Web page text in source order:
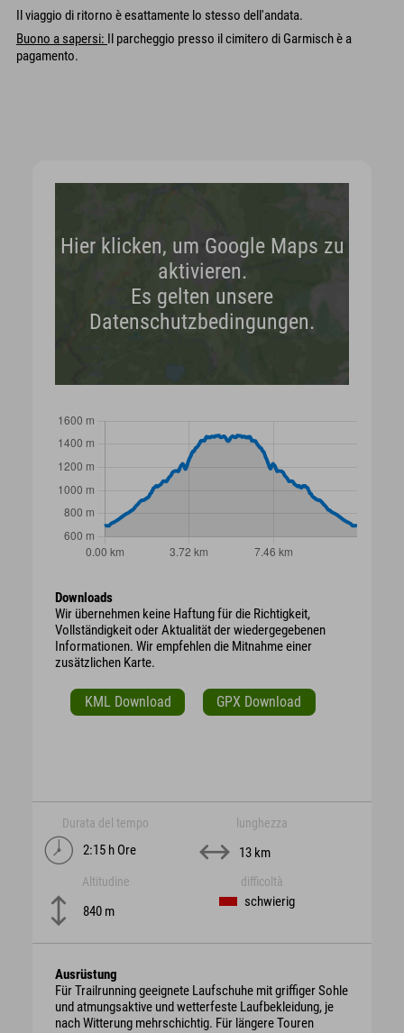
Il viaggio di ritorno è esattamente lo stesso dell'andata.
Buono a sapersi: Il parcheggio presso il cimitero di Garmisch è a
pagamento.
Hier klicken, um Google Maps zu
aktivieren.
Es gelten unsere
Datenschutzbedingungen.
Downloads
Wir übernehmen keine Haftung für die Richtigkeit,
Vollständigkeit oder Aktualität der wiedergegebenen
Informationen. Wir empfehlen die Mitnahme einer
zusätzlichen Karte.
KML Download GPX Download
Durata del tempo
2:15 h Ore
lunghezza
13 km
Altitudine
840 m
difficoltà
schwierig
Ausrüstung
Für Trailrunning geeignete Laufschuhe mit griffiger Sohle
und atmungsaktive und wetterfeste Laufbekleidung, je
nach Witterung mehrschichtig. Für längere Touren